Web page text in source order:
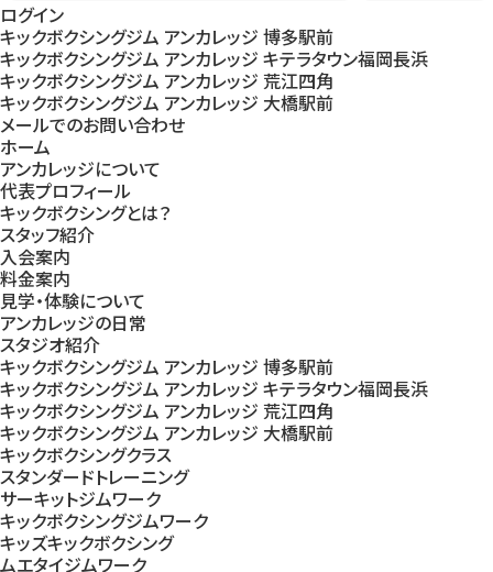
ログイン
キックボクシングジム アンカレッジ 博多駅前
キックボクシングジム アンカレッジ キテラタウン福岡長浜
キックボクシングジム アンカレッジ 荒江四角
キックボクシングジム アンカレッジ 大橋駅前
メールでのお問い合わせ
ホーム
アンカレッジについて
代表プロフィール
キックボクシングとは？
スタッフ紹介
入会案内
料金案内
見学・体験について
アンカレッジの日常
スタジオ紹介
キックボクシングジム アンカレッジ 博多駅前
キックボクシングジム アンカレッジ キテラタウン福岡長浜
キックボクシングジム アンカレッジ 荒江四角
キックボクシングジム アンカレッジ 大橋駅前
キックボクシングクラス
スタンダードトレーニング
サーキットジムワーク
キックボクシングジムワーク
キッズキックボクシング
ムエタイジムワーク